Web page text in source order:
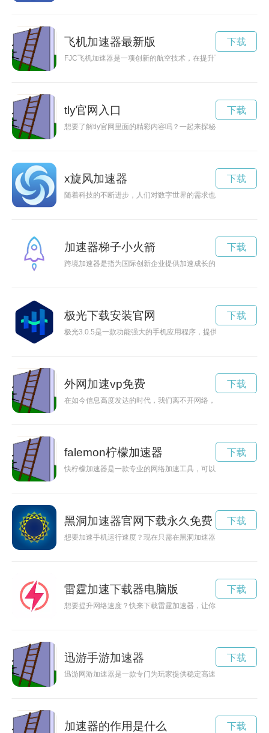
飞机加速器最新版
FJC飞机加速器是一项创新的航空技术，在提升飞机飞行速度
下载
tly官网入口
想要了解tly官网里面的精彩内容吗？一起来探秘吧！这里汇聚
下载
x旋风加速器
随着科技的不断进步，人们对数字世界的需求也日益增长。在
下载
加速器梯子小火箭
跨境加速器是指为国际创新企业提供加速成长的平台，旨在连
下载
极光下载安装官网
极光3.0.5是一款功能强大的手机应用程序，提供丰富多样的娱
下载
外网加速vp免费
在如今信息高度发达的时代，我们离不开网络，而外网VP加速
下载
falemon柠檬加速器
快柠檬加速器是一款专业的网络加速工具，可以帮助用户提升
下载
黑洞加速器官网下载永久免费
想要加速手机运行速度？现在只需在黑洞加速器app官网下载
下载
雷霆加速下载器电脑版
想要提升网络速度？快来下载雷霆加速器，让你畅游网络世界！
下载
迅游手游加速器
迅游网游加速器是一款专门为玩家提供稳定高速网络连接的工
下载
加速器的作用是什么 下载